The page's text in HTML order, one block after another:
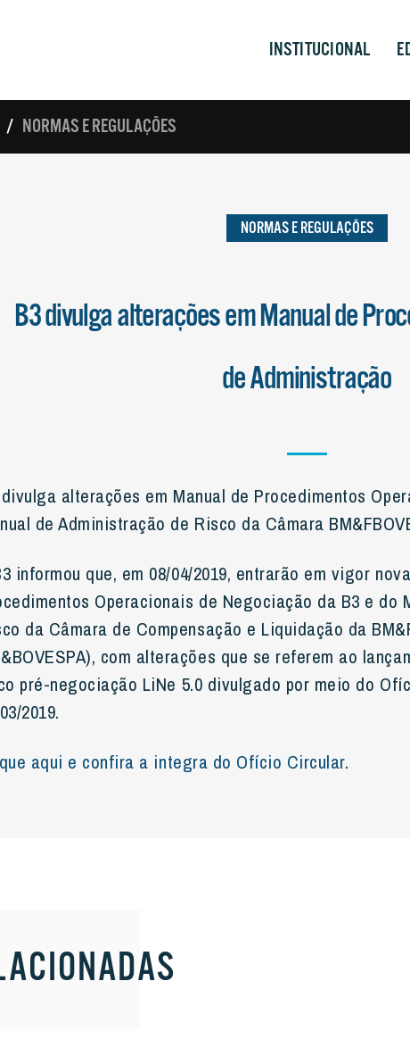
INSTITUCIONAL
NORMAS E REGULAÇÕES
NORMAS E REGULAÇÕES
B3 divulga alterações em Manual de
de Administração
alterações em Manual de Procedimentos
de Administração de Risco da Câmara
informou que, em 08/04/2019, entrarão em vigor
Operacionais de Negociação da B3 e do
da Câmara de Compensação e Liquidação da
com alterações que se referem ao
pré-negociação LiNe 5.0 divulgado por meio do
2019.
aqui e confira a integra do Ofício Circular.